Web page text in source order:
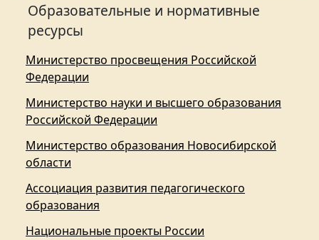
Образовательные и нормативные
ресурсы
Министерство просвещения Российской
Федерации
Министерство науки и высшего образования
Российской Федерации
Министерство образования Новосибирской
области
Ассоциация развития педагогического
образования
Национальные проекты России